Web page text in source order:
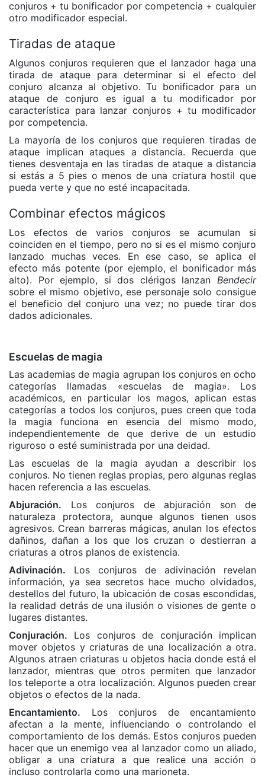
conjuros + tu bonificador por competencia + cualquier
otro modificador especial.
Tiradas de ataque
Algunos conjuros requieren que el lanzador haga una
tirada de ataque para determinar si el efecto del
conjuro alcanza al objetivo. Tu bonificador para un
ataque de conjuro es igual a tu modificador por
característica para lanzar conjuros + tu modificador
por competencia.
La mayoría de los conjuros que requieren tiradas de
ataque implican ataques a distancia. Recuerda que
tienes desventaja en las tiradas de ataque a distancia
si estás a 5 pies o menos de una criatura hostil que
pueda verte y que no esté incapacitada.
Combinar efectos mágicos
Los efectos de varios conjuros se acumulan si
coinciden en el tiempo, pero no si es el mismo conjuro
lanzado muchas veces. En ese caso, se aplica el
efecto más potente (por ejemplo, el bonificador más
alto). Por ejemplo, si dos clérigos lanzan Bendecir
sobre el mismo objetivo, ese personaje solo consigue
el beneficio del conjuro una vez; no puede tirar dos
dados adicionales.
Escuelas de magia
Las academias de magia agrupan los conjuros en ocho
categorías llamadas «escuelas de magia». Los
académicos, en particular los magos, aplican estas
categorías a todos los conjuros, pues creen que toda
la magia funciona en esencia del mismo modo,
independientemente de que derive de un estudio
riguroso o esté suministrada por una deidad.
Las escuelas de la magia ayudan a describir los
conjuros. No tienen reglas propias, pero algunas reglas
hacen referencia a las escuelas.
Abjuración. Los conjuros de abjuración son de
naturaleza protectora, aunque algunos tienen usos
agresivos. Crean barreras mágicas, anulan los efectos
dañinos, dañan a los que los cruzan o destierran a
criaturas a otros planos de existencia.
Adivinación. Los conjuros de adivinación revelan
información, ya sea secretos hace mucho olvidados,
destellos del futuro, la ubicación de cosas escondidas,
la realidad detrás de una ilusión o visiones de gente o
lugares distantes.
Conjuración. Los conjuros de conjuración implican
mover objetos y criaturas de una localización a otra.
Algunos atraen criaturas u objetos hacia donde está el
lanzador, mientras que otros permiten que lanzador
los teleporte a otra localización. Algunos pueden crear
objetos o efectos de la nada.
Encantamiento. Los conjuros de encantamiento
afectan a la mente, influenciando o controlando el
comportamiento de los demás. Estos conjuros pueden
hacer que un enemigo vea al lanzador como un aliado,
obligar a una criatura a que realice una acción o
incluso controlarla como una marioneta.